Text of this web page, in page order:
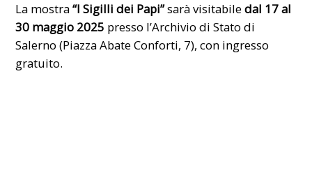
La mostra“I Sigilli dei Papi”sarà visitabiledal 17 al
30 maggio 2025 presso l’Archivio di Stato di
Salerno (Piazza Abate Conforti, 7), con ingresso
gratuito.